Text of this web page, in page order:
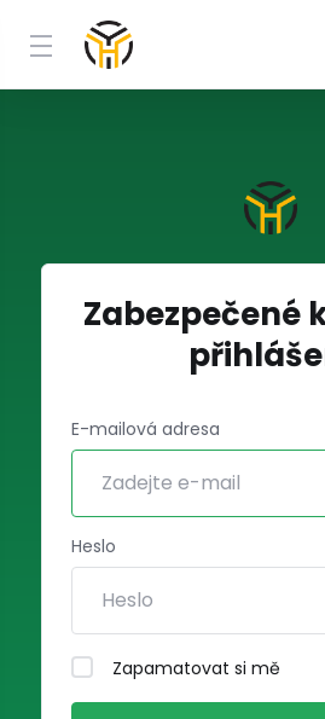
Zabezpečené
E-mailová adresa
Heslo
Zapamatovat si mě